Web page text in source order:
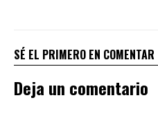
SÉ EL PRIMERO EN COMENTAR
Deja un comentario